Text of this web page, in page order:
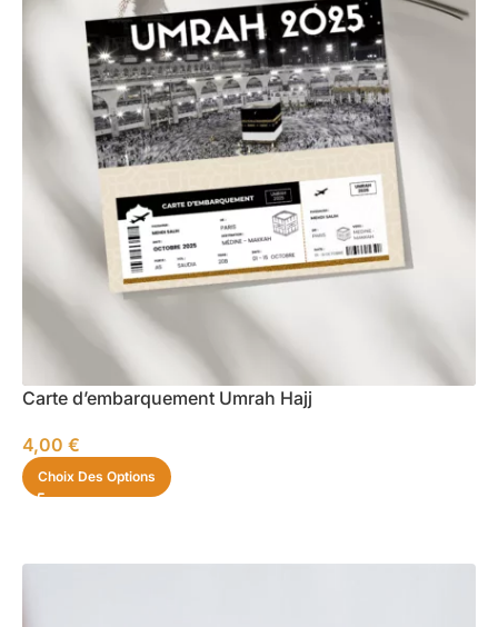
Carte d’embarquement Umrah Hajj
4,00 €
Choix Des Options